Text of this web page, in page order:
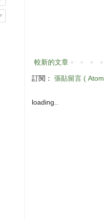
較新的文章
訂閱： 張貼留言 ( Atom
loading..